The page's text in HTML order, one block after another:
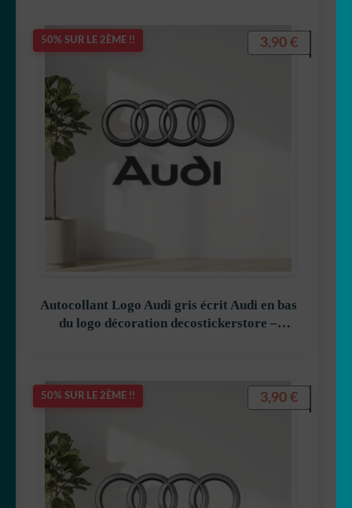
50% SUR LE 2ÈME !!
Autocollant Logo Audi gris écrit Audi en bas
du logo décoration decostickerstore –
3,90 €
50% SUR LE 2ÈME !! 3,90 €